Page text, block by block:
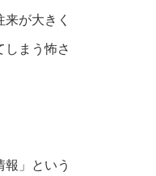
が大きく
まう怖さ
」という